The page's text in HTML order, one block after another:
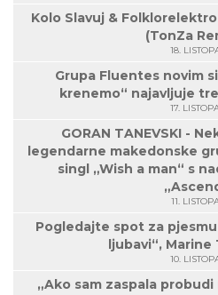
Kolo Slavuj &
(TonZa
18.
Grupa Fluentes novim
krenemo“ najavljuje
17.
GORAN TANEVSKI -
legendarne makedonske
singl „Wish a man“ s
11.
Pogledajte spot za
ljubavi“, Marine
10.
„Ako sam zaspala